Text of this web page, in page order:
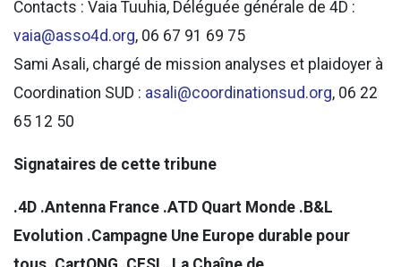
Contacts : Vaia Tuuhia, Déléguée générale de 4D :
vaia@asso4d.org, 06 67 91 69 75
Sami Asali, chargé de mission analyses et plaidoyer à
Coordination SUD : asali@coordinationsud.org, 06 22
65 12 50
Signataires de cette tribune
.4D .Antenna France .ATD Quart Monde .B&L
Evolution .Campagne Une Europe durable pour